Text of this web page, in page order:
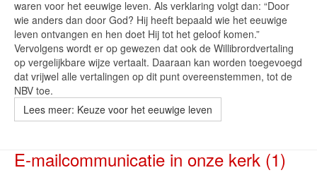
waren voor het eeuwige leven. Als verklaring volgt dan: “Door
wie anders dan door God? Hij heeft bepaald wie het eeuwige
leven ontvangen en hen doet Hij tot het geloof komen.”
Vervolgens wordt er op gewezen dat ook de Willibrordvertaling
op vergelijkbare wijze vertaalt. Daaraan kan worden toegevoegd
dat vrijwel alle vertalingen op dit punt overeenstemmen, tot de
NBV toe.
Lees meer: Keuze voor het eeuwige leven
E-mailcommunicatie in onze kerk (1)